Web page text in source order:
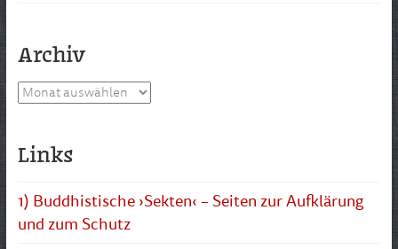
Archiv
Archiv
Links
1) Buddhistische ›Sekten‹ – Seiten zur Aufklärung
und zum Schutz